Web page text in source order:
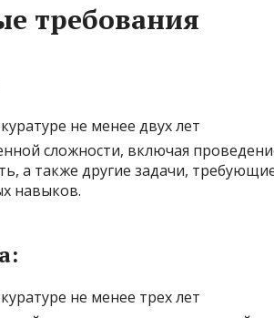
требования
не менее двух лет
сложности, включая
а также другие задачи,
навыков.
не менее трех лет